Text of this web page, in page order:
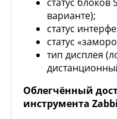
варианте);
статус
статус
тип дисплея
Облегчённый
инструмента